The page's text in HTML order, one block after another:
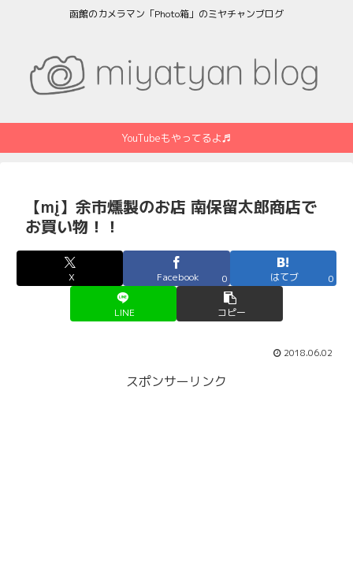
函館のカメラマン「Photo箱」のミヤチャンブログ
YouTubeもやってるよ♬
【mį】余市燻製のお店 南保留太郎商店で
お買い物！！
X Facebook 0 はてブ 0
LINE コピー
2018.06.02
スポンサーリンク